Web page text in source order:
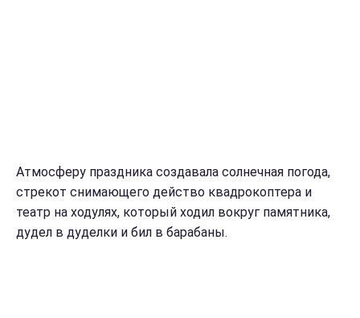
Атмосферу праздника создавала солнечная погода,
стрекот снимающего действо квадрокоптера и
театр на ходулях, который ходил вокруг памятника,
дудел в дуделки и бил в барабаны.